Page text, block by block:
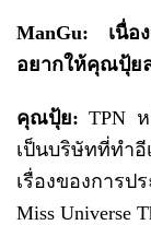
ManGu: เนื่อ
อยากให้คุณปุ้ย
คุณปุ้ย: TPN
เป็นบริษัทที่ทำอี
เรื่องของการป
Miss Universe